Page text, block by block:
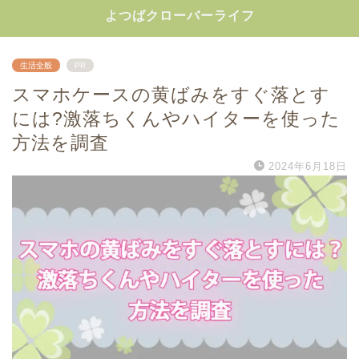
よつばクローバーライフ
生活全般 PR
スマホケースの黄ばみをすぐ落とす
には?激落ちくんやハイターを使った
方法を調査
2024年6月18日